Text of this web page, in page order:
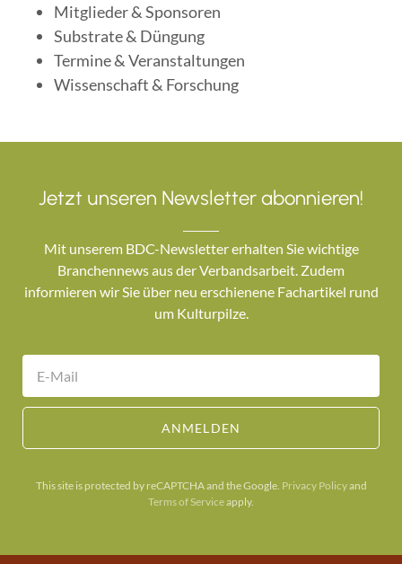
Mitglieder & Sponsoren
Substrate & Düngung
Termine & Veranstaltungen
Wissenschaft & Forschung
Jetzt unseren Newsletter abonnieren!
Mit unserem BDC-Newsletter erhalten Sie wichtige
Branchennews aus der Verbandsarbeit. Zudem
informieren wir Sie über neu erschienene Fachartikel rund
um Kulturpilze.
ANMELDEN
This site is protected by reCAPTCHA and the Google. Privacy Policyand
Terms of Serviceapply.